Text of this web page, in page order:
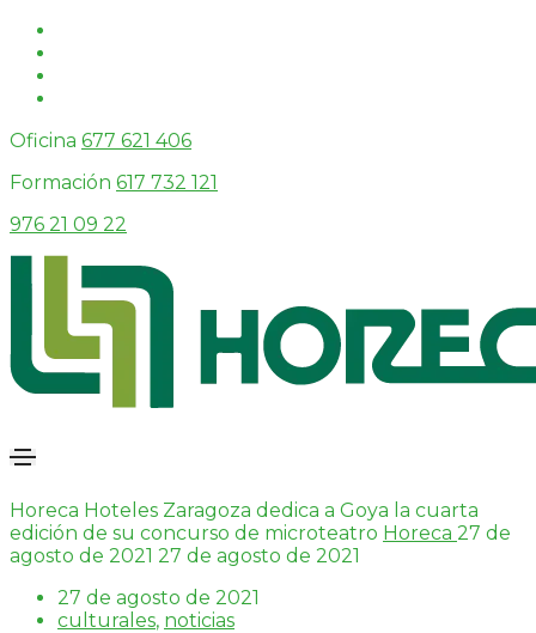
Oficina 677 621 406
Formación 617 732 121
976 21 09 22
Horeca Hoteles Zaragoza dedica a Goya la cuarta
edición de su concurso de microteatro Horeca 27 de
agosto de 2021 27 de agosto de 2021
27 de agosto de 2021
culturales, noticias